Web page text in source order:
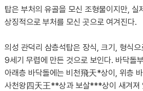
탑은 부처의 유골을 모신 조형물이지만, 실
상징적으로 부처를 모신 곳으로 여겨진다.
의성 관덕리 삼층석탑은 장식, 크기, 형식
9세기 무렵에 만든 것으로 보인다. 바닥돌
아래층 바닥돌에는 비천飛天*상이, 위층
사천왕四天王**상과 보살***상이 새겨져